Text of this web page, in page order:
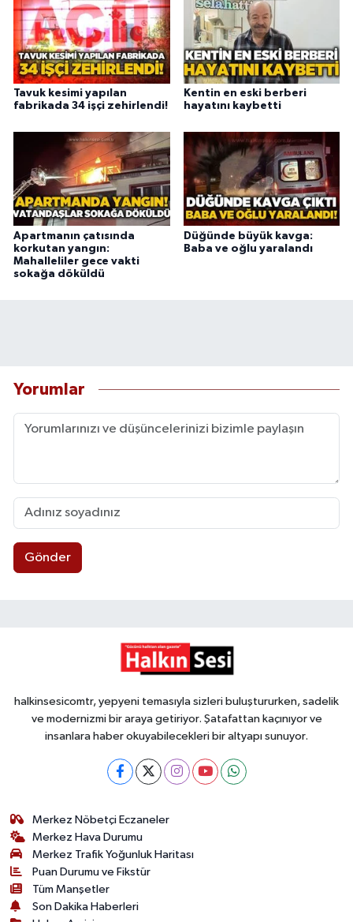
Tavuk kesimi yapılan
fabrikada 34 işçi zehirlendi!
Kentin en eski berberi
hayatını kaybetti
Apartmanın çatısında
korkutan yangın:
Mahalleliler gece vakti
sokağa döküldü
Düğünde büyük kavga:
Baba ve oğlu yaralandı
Yorumlar
Gönder
halkinsesicomtr, yepyeni temasıyla sizleri buluştururken, sadelik
ve modernizmi bir araya getiriyor. Şatafattan kaçınıyor ve
insanlara haber okuyabilecekleri bir altyapı sunuyor.
Merkez Nöbetçi Eczaneler
Merkez Hava Durumu
Merkez Trafik Yoğunluk Haritası
Puan Durumu ve Fikstür
Tüm Manşetler
Son Dakika Haberleri